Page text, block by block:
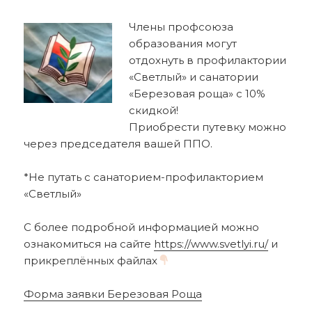
Члены профсоюза
образования могут
отдохнуть в профилактории
«Светлый» и санатории
«Березовая роща» с 10%
скидкой!
Приобрести путевку можно
через председателя вашей ППО.
*Не путать с санаторием-профилакторием
«Светлый»
С более подробной информацией можно
ознакомиться на сайте https://www.svetlyi.ru/и
прикреплённых файлах
Форма заявки Березовая Роща